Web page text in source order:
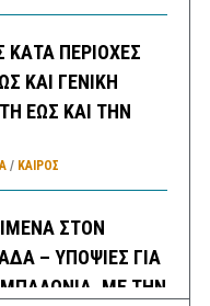
ΠΕΡΙΟΧΕΣ
ΚΑΙ ΓΕΝΙΚΗ
ΕΩΣ ΚΑΙ ΤΗΝ
/ ΚΑΙΡΌΣ
ΣΤΟΝ
– ΥΠΟΨΙΕΣ ΓΙΑ
ΜΠΑΛΟΝΙΑ, ΜΕ ΤΗΝ